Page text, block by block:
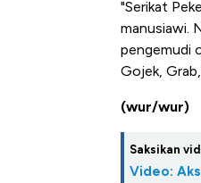
"Serikat
manusiawi.
pengemudi
Gojek,
(wur/wur)
Saksikan
Video: